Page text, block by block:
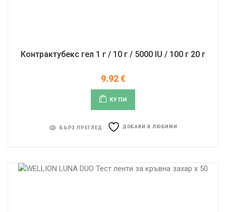
Контрактубекс гел 1 г / 10 г / 5000 IU / 100 г 20 г
9.92€
КУПИ
БЪРЗ ПРЕГЛЕД ДОБАВИ В ЛЮБИМИ